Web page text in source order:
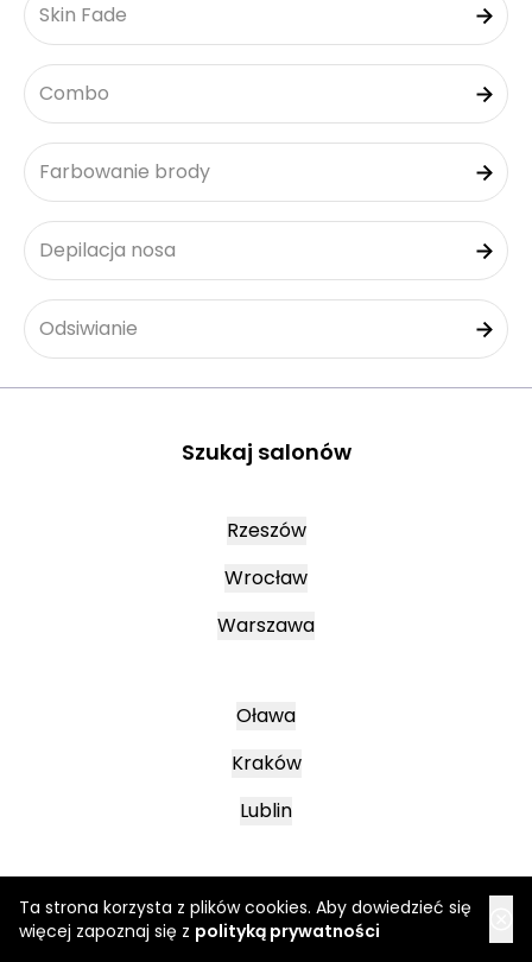
Ta strona korzysta z plików cookies. Aby dowiedzieć się
więcej zapoznaj się z polityką prywatności
Skin Fade
Combo
Farbowanie brody
Depilacja nosa
Odsiwianie
Szukaj salonów
Rzeszów
Wrocław
Warszawa
Oława
Kraków
Lublin
Mielec
Leszno